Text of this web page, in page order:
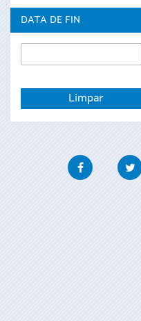
DATA DE FIN
de
Facebook